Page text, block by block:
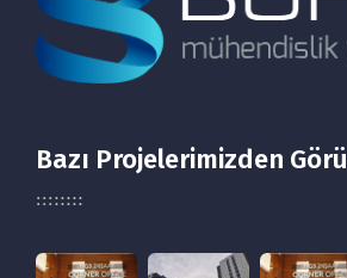
Bazı Projelerimizden